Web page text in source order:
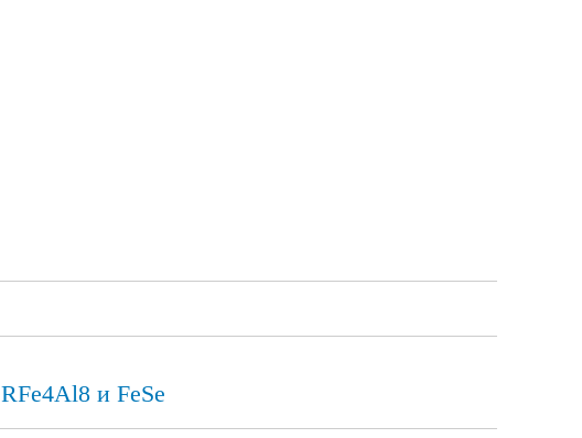
и FeSe